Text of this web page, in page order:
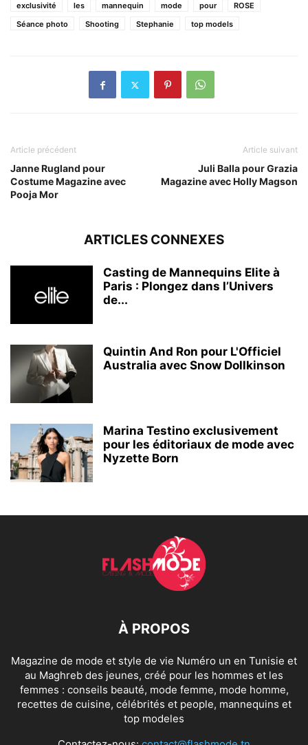
exclusivité
les mannequin mode pour
ROSE
Séance photo
Shooting Stephanie top models
Article précédent
Janne Rugland pour
Costume Magazine avec
Pooja Mor
Article suivant
Juli Balla pour Grazia
Magazine avec Holly Magson
ARTICLES CONNEXES
Casting de Mannequins Elite à
Paris : Plongez dans l’Univers
de...
Quintin And Ron pour L'Officiel
Australia avec Snow Dollkinson
Marina Testino exclusivement
pour les éditoriaux de mode avec
Nyzette Born
À PROPOS
Magazine de mode et style de vie Numéro un en Tunisie et
au Maghreb des jeunes, créé pour les hommes et les
femmes : conseils beauté, mode femme, mode homme,
recettes de cuisine, célébrités et people, mannequins et
top modeles